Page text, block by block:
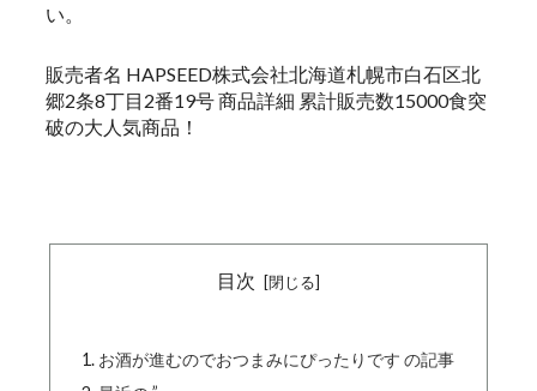
い。
販売者名 HAPSEED株式会社北海道札幌市白石区北
郷2条8丁目2番19号 商品詳細 累計販売数15000食突
破の大人気商品！
目次
お酒が進むのでおつまみにぴったりです の記事